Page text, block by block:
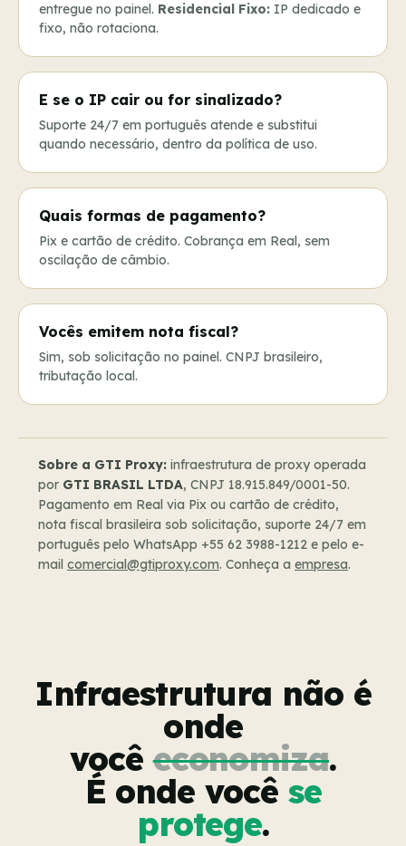
entregue no painel. Residencial Fixo: IP dedicado e
fixo, não rotaciona.
E se o IP cair ou for sinalizado?
Suporte 24/7 em português atende e substitui
quando necessário, dentro da política de uso.
Quais formas de pagamento?
Pix e cartão de crédito. Cobrança em Real, sem
oscilação de câmbio.
Vocês emitem nota fiscal?
Sim, sob solicitação no painel. CNPJ brasileiro,
tributação local.
Sobre a GTI Proxy: infraestrutura de proxy operada
por GTI BRASIL LTDA, CNPJ 18.915.849/0001-50.
Pagamento em Real via Pix ou cartão de crédito,
nota fiscal brasileira sob solicitação, suporte 24/7 em
português pelo WhatsApp +55 62 3988-1212 e pelo e-
mail comercial@gtiproxy.com. Conheça a empresa.
Infraestrutura não é
onde
vocêeconomiza.
É onde você se
protege.